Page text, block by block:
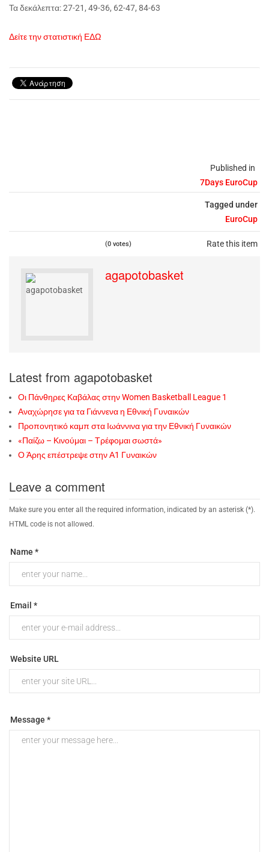
Published in
7Days EuroCup
Tagged under
EuroCup
Rate this item
(0 votes)
Τα δεκάλεπτα: 27-21, 49-36, 62-47, 84-63
Δείτε την στατιστική ΕΔΩ
agapotobasket
Latest from agapotobasket
Οι Πάνθηρες Καβάλας στην Women Basketball League 1
Αναχώρησε για τα Γιάννενα η Εθνική Γυναικών
Προπονητικό καμπ στα Ιωάννινα για την Εθνική Γυναικών
«Παίζω – Κινούμαι – Τρέφομαι σωστά»
Ο Άρης επέστρεψε στην Α1 Γυναικών
Leave a comment
Make sure you enter all the required information, indicated by an asterisk (*).
HTML code is not allowed.
Name *
Email *
Website URL
Message *